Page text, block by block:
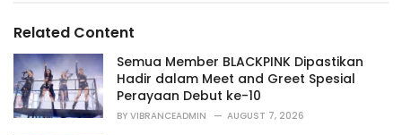
r
i
s
:
:Related Content
Semua Member BLACKPINK Dipastikan
Hadir dalam Meet and Greet Spesial
Perayaan Debut ke-10
BY VIBRANCEADMIN AUGUST 7, 2026